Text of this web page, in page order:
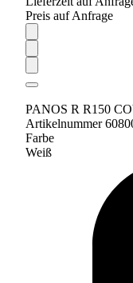
Preis auf Anfrage
PANOS R R150
Artikelnummer
Farbe
Weiß